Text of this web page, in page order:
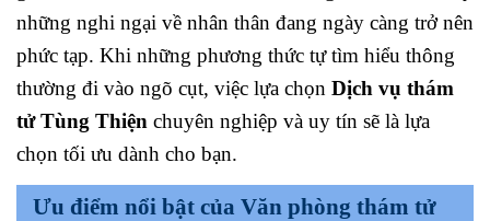
những nghi ngại về nhân thân đang ngày càng trở nên
phức tạp. Khi những phương thức tự tìm hiểu thông
thường đi vào ngõ cụt, việc lựa chọn Dịch vụ thám
tử Tùng Thiện chuyên nghiệp và uy tín sẽ là lựa
chọn tối ưu dành cho bạn.
Ưu điểm nổi bật của Văn phòng thám tử